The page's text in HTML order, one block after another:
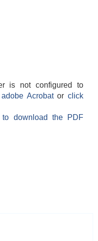
is not configured to
adobe Acrobatorclick
download the PDF